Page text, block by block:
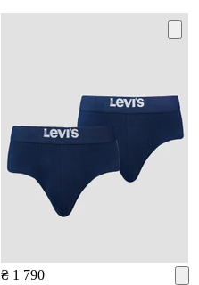
₴ 1 790